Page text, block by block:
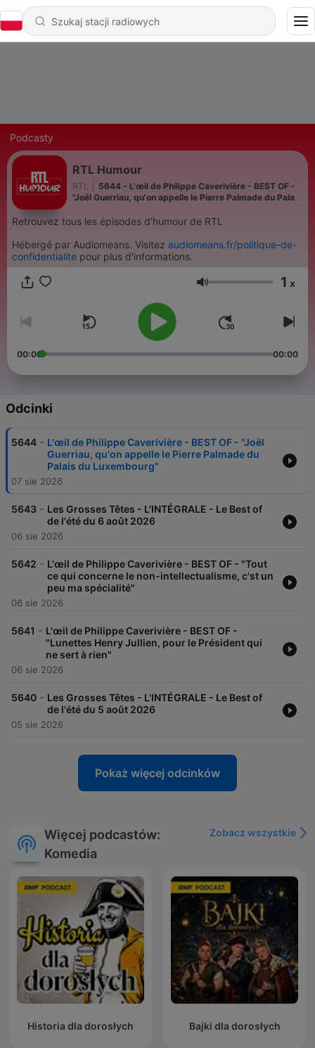
Podcasty
RTL Humour
RTL
5644 - L'œil de Philippe Caverivière - BEST OF -
"Joël Guerriau, qu'on appelle le Pierre Palmade du Palais
Retrouvez tous les épisodes d'humour de RTL
Hébergé par Audiomeans. Visitez audiomeans.fr/politique-de-
confidentialite pour plus d'informations.
Głośność 1 x
00:00 00:00
Odcinki
5644 - L'œil de Philippe Caverivière - BEST OF - "Joël
Guerriau, qu'on appelle le Pierre Palmade du
Palais du Luxembourg"
07 sie 2026
5643 - Les Grosses Têtes - L'INTÉGRALE - Le Best of
de l'été du 6 août 2026
06 sie 2026
5642 - L'œil de Philippe Caverivière - BEST OF - "Tout
ce qui concerne le non-intellectualisme, c'st un
peu ma spécialité"
06 sie 2026
5641 - L'œil de Philippe Caverivière - BEST OF -
"Lunettes Henry Jullien, pour le Président qui
ne sert à rien"
06 sie 2026
5640 - Les Grosses Têtes - L'INTÉGRALE - Le Best of
de l'été du 5 août 2026
05 sie 2026
Pokaż więcej odcinków
Więcej podcastów:
Komedia
Zobacz wszystkie
Historia dla dorosłych Bajki dla dorosłych